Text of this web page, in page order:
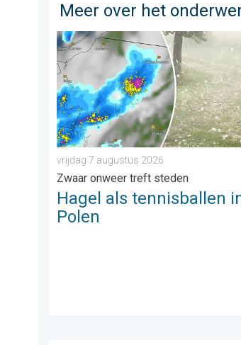
Meer over het
Hagel als tennisballen in Polen.
vrijdag 7 augustus 2026
Zwaar onweer treft steden
Hagel als tennisballen
Polen